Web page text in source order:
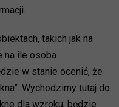
takich jak na
na ile osoba
w stanie ocenić, że
Wychodzimy tutaj do
dla wzroku, będzie